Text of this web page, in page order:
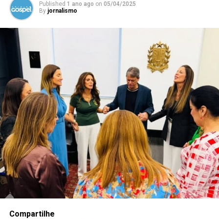
EDITORIAL
ENTREVISTAS
EXPEDIENTE
FINALIZAR COMPRA
HOME
LANÇAMENTOS
Published 1 ano ago on 05/04/2025
By jornalismo
Compartilhe